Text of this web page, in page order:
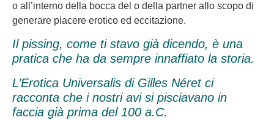
o all’interno della bocca del o della partner allo scopo di
generare piacere erotico ed eccitazione.
Il pissing, come ti stavo già dicendo, è una
pratica che ha da sempre innaffiato la storia.
L’Erotica Universalis di Gilles Néret ci
racconta che i nostri avi si pisciavano in
faccia già prima del 100 a.C.